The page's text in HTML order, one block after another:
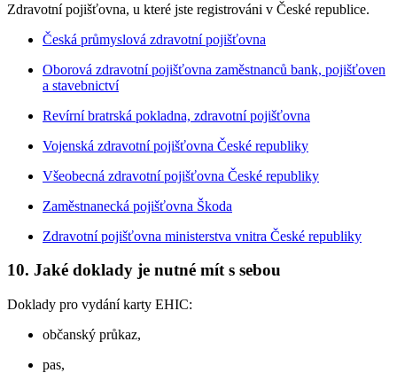
Zdravotní pojišťovna, u které jste registrováni v České republice.
Česká průmyslová zdravotní pojišťovna
Oborová zdravotní pojišťovna zaměstnanců bank, pojišťoven
a stavebnictví
Revírní bratrská pokladna, zdravotní pojišťovna
Vojenská zdravotní pojišťovna České republiky
Všeobecná zdravotní pojišťovna České republiky
Zaměstnanecká pojišťovna Škoda
Zdravotní pojišťovna ministerstva vnitra České republiky
10. Jaké doklady je nutné mít s sebou
Doklady pro vydání karty EHIC:
občanský průkaz,
pas,